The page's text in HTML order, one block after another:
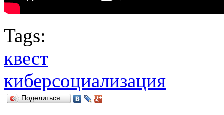
Tags:
квест
киберсоциализация
Поделиться…